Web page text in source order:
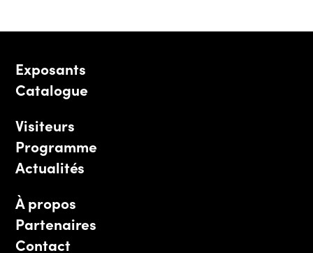
Exposants
Catalogue
Visiteurs
Programme
Actualités
À propos
Partenaires
Contact